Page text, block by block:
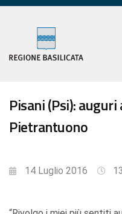
Pisani (Psi):
Pietrantuono
14 Luglio 2016